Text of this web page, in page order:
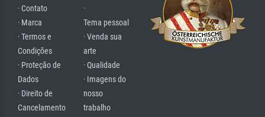
· Contato
· Marca
· Termos e
Condições
· Proteção de
Dados
· Direito de
Cancelamento
·
Tema pessoal
· Venda sua
arte
· Qualidade
· Imagens do
nosso
trabalho